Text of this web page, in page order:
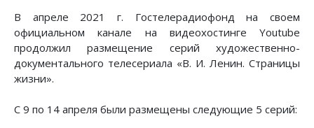
В апреле 2021 г. Гостелерадиофонд на своем
официальном канале на видеохостинге Youtube
продолжил размещение серий художественно-
документального телесериала «В. И. Ленин. Страницы
жизни».
С 9 по 14 апреля были размещены следующие 5 серий: